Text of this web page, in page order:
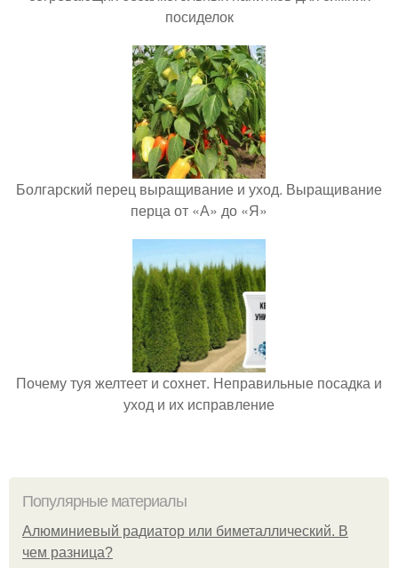
посиделок
Болгарский перец выращивание и уход. Выращивание
перца от «А» до «Я»
Почему туя желтеет и сохнет. Неправильные посадка и
уход и их исправление
Популярные материалы
Алюминиевый радиатор или биметаллический. В
чем разница?